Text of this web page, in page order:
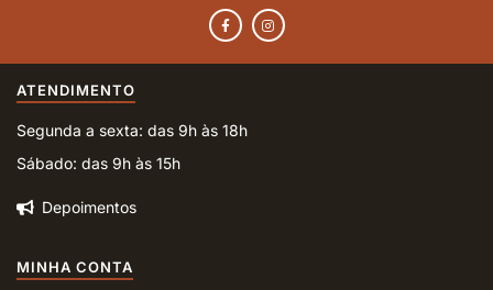
ATENDIMENTO
Segunda a sexta: das 9h às 18h
Sábado: das 9h às 15h
Depoimentos
MINHA CONTA